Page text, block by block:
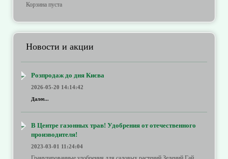
Корзина пуста
Новости и акции
Розпродаж до дня Києва
2026-05-20 14:14:42
Далее...
В Центре газонных трав! Удобрения от отечественного
производителя!
2023-03-01 11:24:04